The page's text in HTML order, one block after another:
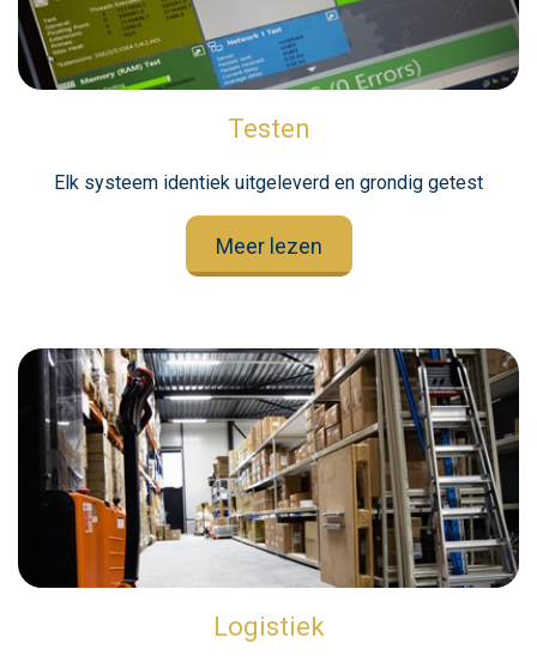
Testen
Elk systeem identiek uitgeleverd en grondig getest
Meer lezen
Logistiek